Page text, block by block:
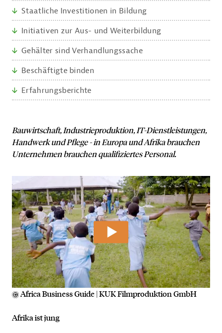
Staatliche Investitionen in Bildung
Initiativen zur Aus- und Weiterbildung
Gehälter sind Verhandlungssache
Beschäftigte binden
Erfahrungsberichte
Bauwirtschaft, Industrieproduktion, IT-Dienstleistungen,
Handwerk und Pflege-in Europa und Afrika brauchen
Unternehmen brauchen qualifiziertes Personal.
Africa Business Guide | KUK Filmproduktion GmbH
Afrika ist jung